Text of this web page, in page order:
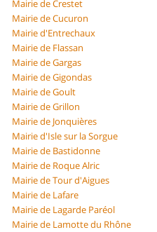
Mairie de Crestet
Mairie de Cucuron
Mairie d'Entrechaux
Mairie de Flassan
Mairie de Gargas
Mairie de Gigondas
Mairie de Goult
Mairie de Grillon
Mairie de Jonquières
Mairie d'Isle sur la Sorgue
Mairie de Bastidonne
Mairie de Roque Alric
Mairie de Tour d'Aigues
Mairie de Lafare
Mairie de Lagarde Paréol
Mairie de Lamotte du Rhône